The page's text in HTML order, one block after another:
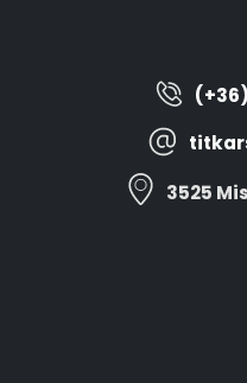
3525